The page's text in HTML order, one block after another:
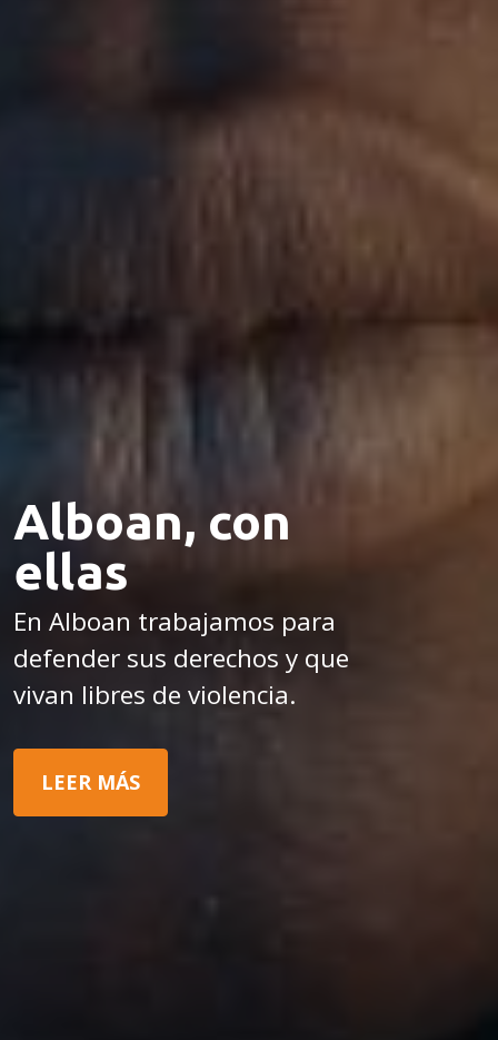
Alboan, con
ellas
En Alboan trabajamos para
defender sus derechos y que
vivan libres de violencia.
LEER MÁS